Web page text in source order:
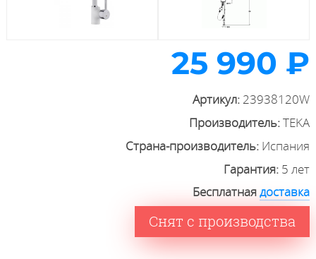
25 990 ₽
Артикул: 23938120W
Производитель:TEKA
Страна-производитель: Испания
Гарантия: 5 лет
Бесплатнаядоставка
Снят с производства